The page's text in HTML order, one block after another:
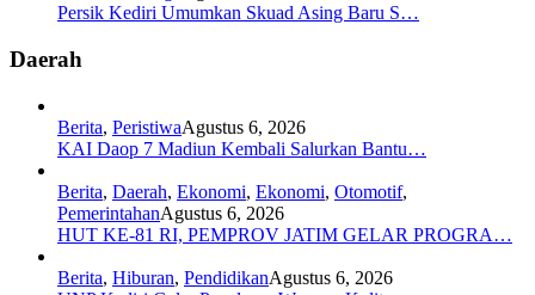
Persik Kediri Umumkan Skuad Asing Baru S…
Daerah
Berita, PeristiwaAgustus 6, 2026
KAI Daop 7 Madiun Kembali Salurkan Bantu…
Berita, Daerah, Ekonomi, Ekonomi, Otomotif,
PemerintahanAgustus 6, 2026
HUT KE-81 RI, PEMPROV JATIM GELAR PROGRA…
Berita, Hiburan, PendidikanAgustus 6, 2026